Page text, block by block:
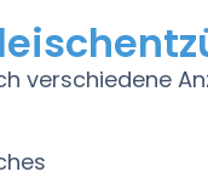
verschiedene